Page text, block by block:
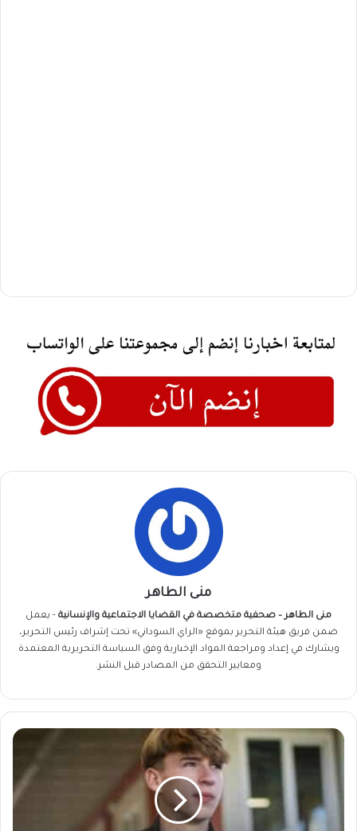
منى الطاهر
منى الطاهر – صحفية متخصصة في القضايا الاجتماعية والإنسانية - يعمل
ضمن فريق هيئة التحرير بموقع «الراي السوداني» تحت إشراف رئيس التحرير،
ويشارك في إعداد ومراجعة المواد الإخبارية وفق السياسة التحريرية المعتمدة
ومعايير التحقق من المصادر قبل النشر.
برشلونة
لاماسيا..